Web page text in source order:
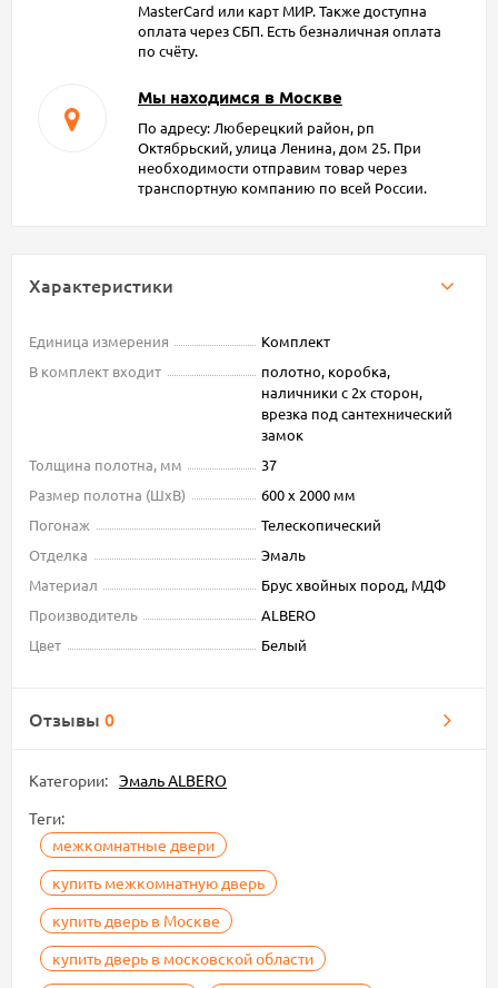
MasterCard или карт МИР. Также доступна
оплата через СБП. Есть безналичная оплата
по счёту.
Мы находимся в Москве
По адресу: Люберецкий район, рп
Октябрьский, улица Ленина, дом 25. При
необходимости отправим товар через
транспортную компанию по всей России.
Характеристики
Единица измерения
Комплект
В комплект входит
полотно, коробка,
наличники с 2х сторон,
врезка под сантехнический
замок
Толщина полотна, мм
37
Размер полотна (ШxВ)
600 х 2000 мм
Погонаж
Телескопический
Отделка
Эмаль
Материал
Брус хвойных пород, МДФ
Производитель
ALBERO
Цвет
Белый
Отзывы 0
Категории: Эмаль ALBERO
Теги:
межкомнатные двери
купить межкомнатную дверь
купить дверь в Москве
купить дверь в московской области